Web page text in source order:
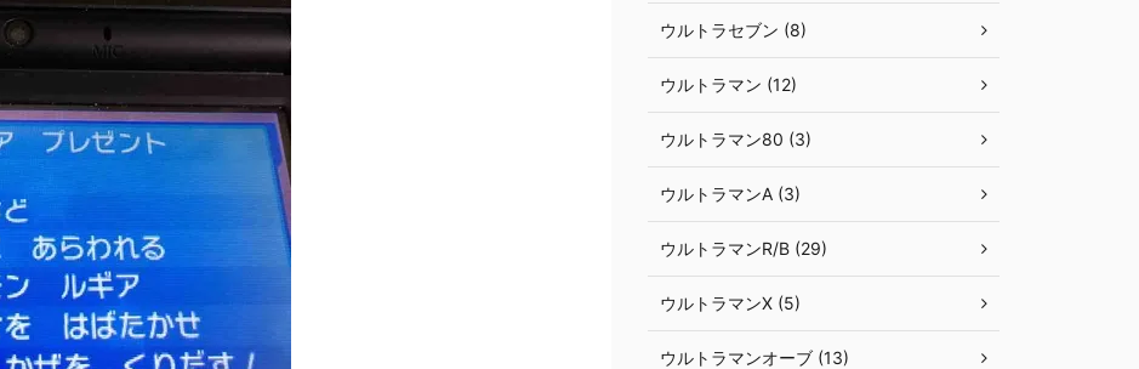
ウルトラセブン (8)
ウルトラマン (12)
ウルトラマン80 (3)
ウルトラマンA (3)
ウルトラマンR/B (29)
ウルトラマンX (5)
ウルトラマンオーブ (13)